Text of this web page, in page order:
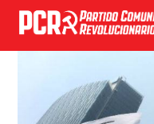
Skip
content